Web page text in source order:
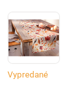
Vypredané